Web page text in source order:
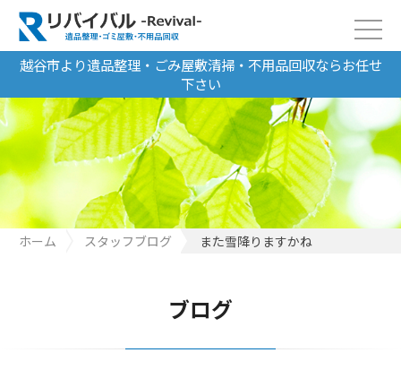
越谷市より遺品整理・ごみ屋敷清掃・不用品回収ならお任せ
下さい
ホーム スタッフブログ また雪降りますかね
ブログ